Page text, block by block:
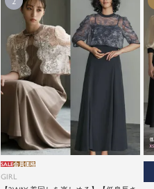
GIRL
SALE会員価格